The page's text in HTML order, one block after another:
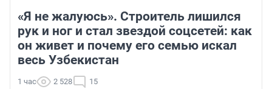
«Я не жалуюсь». Строитель лишился
рук и ног и стал звездой соцсетей: как
он живет и почему его семью искал
весь Узбекистан
1 час 2 528 15